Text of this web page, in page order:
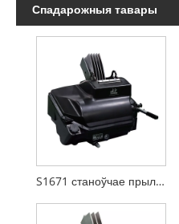
Спадарожныя тавары
S1671 станоўчае прылада руху CAM